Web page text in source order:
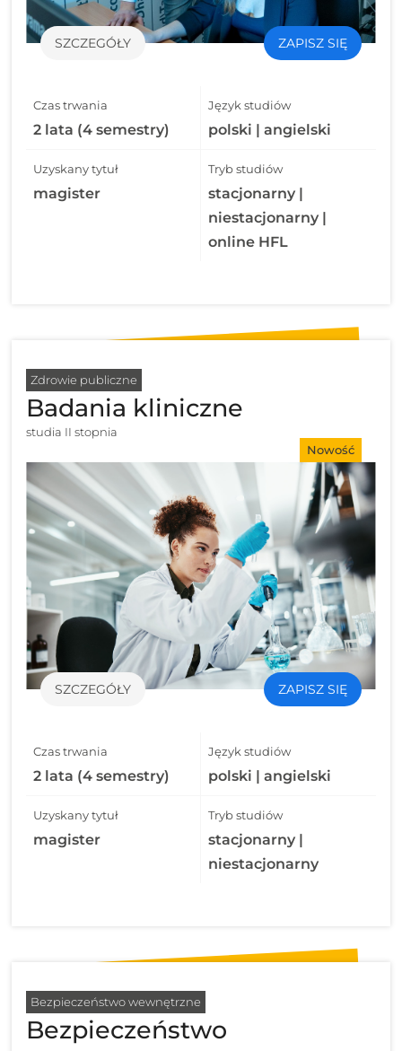
SZCZEGÓŁY ZAPISZ SIĘ
Czas trwania
2 lata (4 semestry)
Język studiów
polski | angielski
Uzyskany tytuł
magister
Tryb studiów
stacjonarny |
niestacjonarny |
online HFL
Zdrowie publiczne
Badania kliniczne
studia II stopnia
Nowość
SZCZEGÓŁY ZAPISZ SIĘ
Czas trwania
2 lata (4 semestry)
Język studiów
polski | angielski
Uzyskany tytuł
magister
Tryb studiów
stacjonarny |
niestacjonarny
Bezpieczeństwo wewnętrzne
Bezpieczeństwo